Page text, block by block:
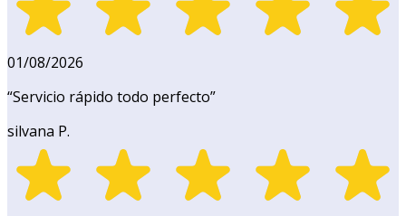
01/08/2026
“Servicio rápido todo perfecto”
silvana P.